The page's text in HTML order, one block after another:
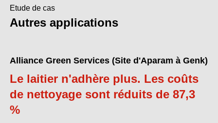
Etude de cas
Autres applications
Alliance Green Services (Site d'Aparam à Genk)
Le laitier n'adhère plus. Les coûts
de nettoyage sont réduits de 87,3
%